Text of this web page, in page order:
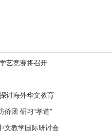
艺竞赛将召开
讨海外华文教育
侨团 研习“孝道”
文教学国际研讨会